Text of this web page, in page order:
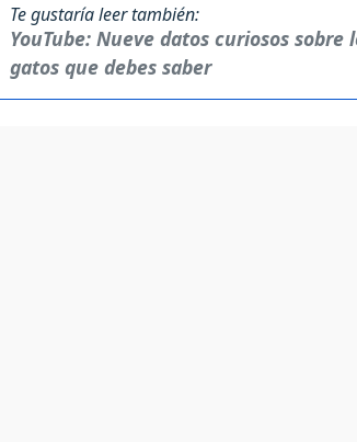
Te gustaría leer también:
YouTube: Nueve datos curiosos sobre
gatos que debes saber